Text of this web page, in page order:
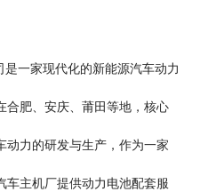
一家现代化的新能源汽车动力
合肥、安庆、莆田等地，核心
动力的研发与生产，作为一家
车主机厂提供动力电池配套服